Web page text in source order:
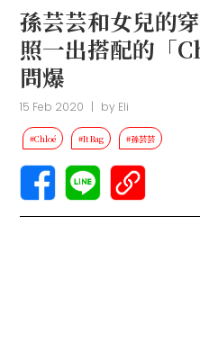
孫芸芸和女兒的
照一出搭配的「
問爆
15 Feb 2020 | by Eli
#Chloé #It Bag #孫芸芸